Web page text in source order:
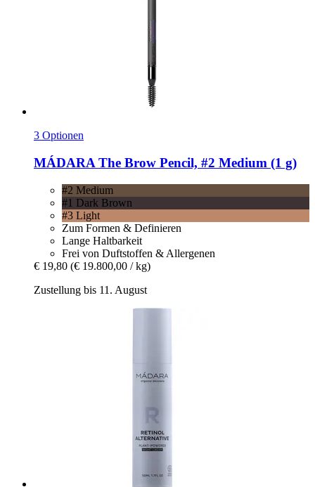
3 Optionen
MÁDARAThe Brow Pencil, #2 Medium (1 g)
#2 Medium
#1 Dark Brown
#3 Light
Zum Formen & Definieren
Lange Haltbarkeit
Frei von Duftstoffen & Allergenen
€ 19,80 (€ 19.800,00 / kg)
Zustellung bis 11. August